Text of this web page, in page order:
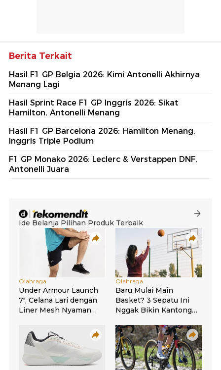
Berita Terkait
Hasil F1 GP Belgia 2026: Kimi Antonelli Akhirnya
Menang Lagi
Hasil Sprint Race F1 GP Inggris 2026: Sikat
Hamilton, Antonelli Menang
Hasil F1 GP Barcelona 2026: Hamilton Menang,
Inggris Triple Podium
F1 GP Monako 2026: Leclerc & Verstappen DNF,
Antonelli Juara